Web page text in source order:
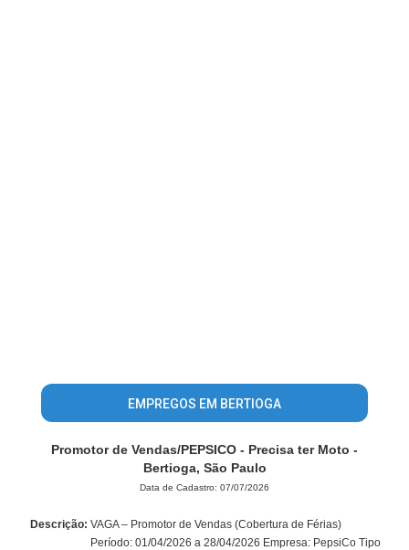
EMPREGOS EM BERTIOGA
Promotor de Vendas/PEPSICO - Precisa ter Moto -
Bertioga, São Paulo
Data de Cadastro: 07/07/2026
Descrição: VAGA – Promotor de Vendas (Cobertura de Férias)
Período: 01/04/2026 a 28/04/2026 Empresa: PepsiCo Tipo